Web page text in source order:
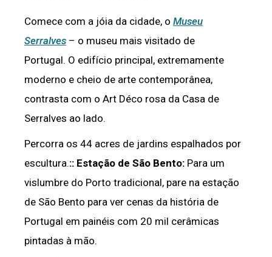
Comece com a jóia da cidade, o Museu
Serralves – o museu mais visitado de
Portugal. O edifício principal, extremamente
moderno e cheio de arte contemporânea,
contrasta com o Art Déco rosa da Casa de
Serralves ao lado.
Percorra os 44 acres de jardins espalhados por
escultura.:: Estação de São Bento: Para um
vislumbre do Porto tradicional, pare na estação
de São Bento para ver cenas da história de
Portugal em painéis com 20 mil cerâmicas
pintadas à mão.